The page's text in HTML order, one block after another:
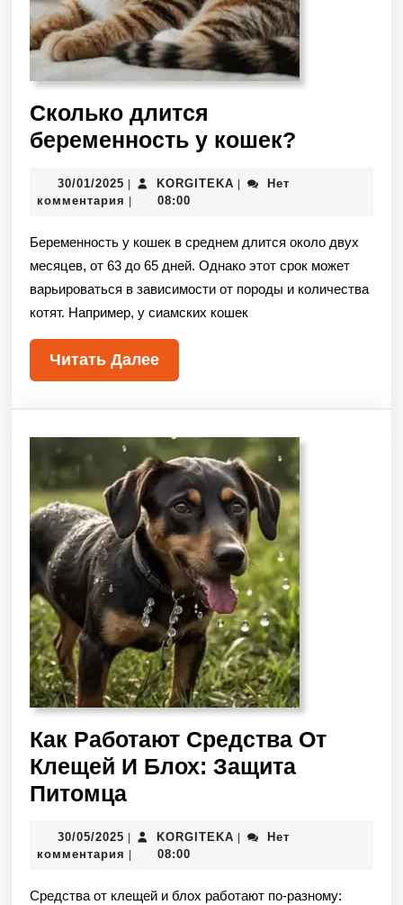
Сколько длится
беременность у кошек?
30/01/2025 KORGITEKA
Нет
комментария
08:00
Беременность у кошек в среднем длится около двух
месяцев, от 63 до 65 дней. Однако этот срок может
варьироваться в зависимости от породы и количества
котят. Например, у сиамских кошек
Читать Далее
Как Работают Средства От
Клещей И Блох: Защита
Питомца
30/05/2025 KORGITEKA
Нет
комментария
08:00
Средства от клещей и блох работают по-разному: